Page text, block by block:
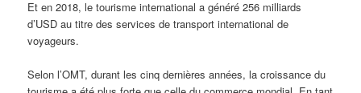
Et en 2018, le tourisme international a généré 256 milliards
d’USD au titre des services de transport international de
voyageurs.
Selon l’OMT, durant les cinq dernières années, la croissance du